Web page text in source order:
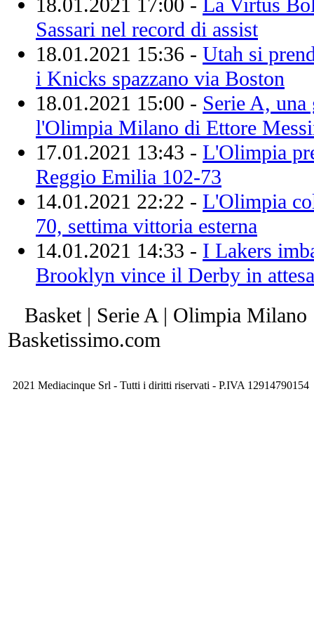
18.01.2021 17:00 - La Virtus
Sassari nel record di assist
18.01.2021 15:36 - Utah si
i Knicks spazzano via Boston
18.01.2021 15:00 - Serie A, una
l'Olimpia Milano di Ettore
17.01.2021 13:43 - L'Olimpia
Reggio Emilia 102-73
14.01.2021 22:22 - L'Olimpia
70, settima vittoria esterna
14.01.2021 14:33 - I Lakers
Brooklyn vince il Derby in
Basket | Serie A | Olimpia
Basketissimo.com
2021 Mediacinque Srl - Tutti i diritti riservati - P.IVA 12914790154